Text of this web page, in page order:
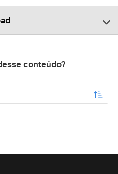
conteúdo?
enviar